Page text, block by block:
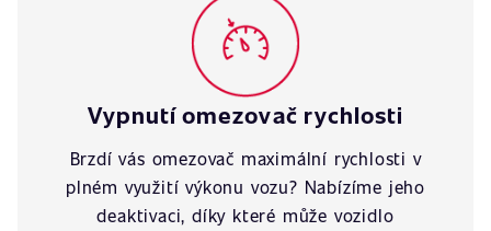
Vypnutí omezovač rychlosti
Brzdí vás omezovač maximální rychlosti v
plném využití výkonu vozu? Nabízíme jeho
deaktivaci, díky které může vozidlo